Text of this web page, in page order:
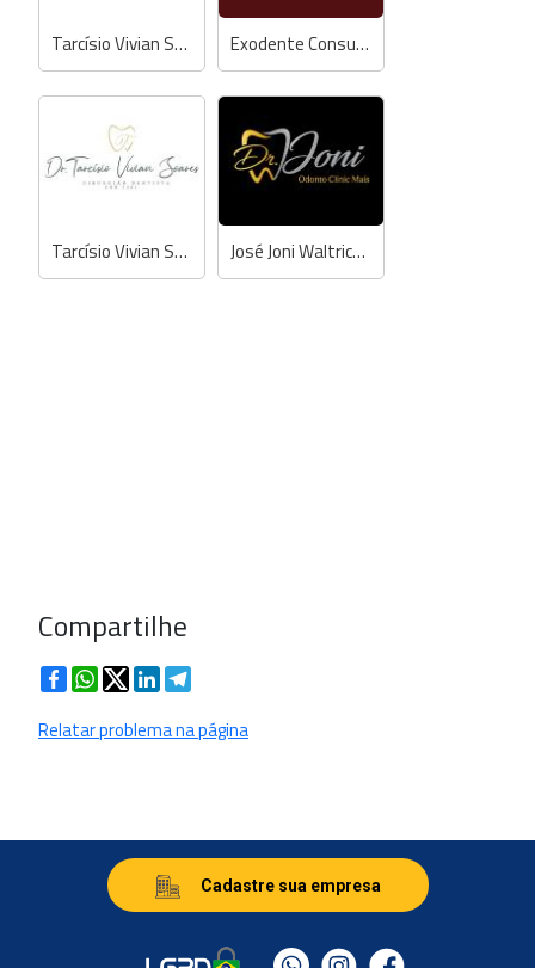
Tarcísio Vivian Soares - Dentista Exodente Consultório Odontológico
Tarcísio Vivian Soares - Dentista José Joni Waltrick Júnior - Dentista
Compartilhe
FacebookWhatsApp
TwitterLinkedIn
Relatar problema na página
Cadastre sua empresa